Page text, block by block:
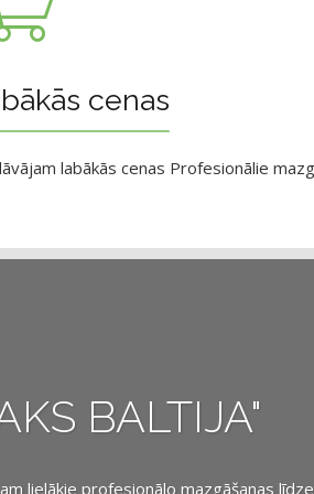
cenas
labākās cenas Profesionālie
BALTIJA"
lielākie profesionālo mazgāšanas